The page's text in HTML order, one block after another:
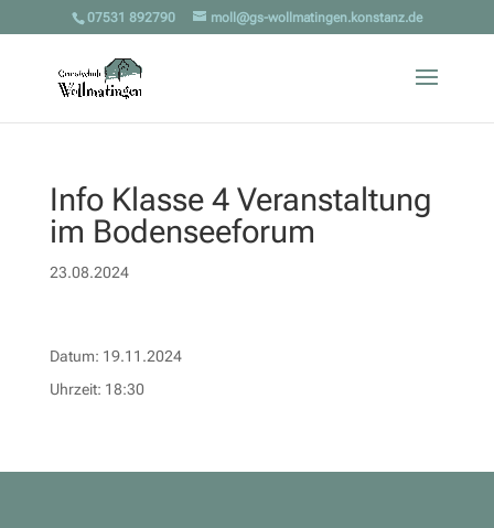
07531 892790 moll@gs-wollmatingen.konstanz.de
Info Klasse 4 Veranstaltung
im Bodenseeforum
23.08.2024
Datum: 19.11.2024
Uhrzeit: 18:30